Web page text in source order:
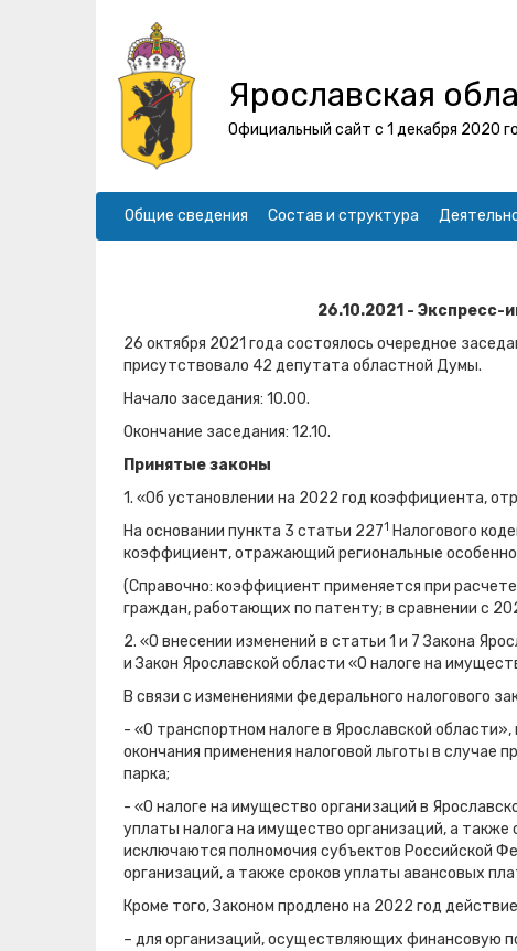
Ярославская
Официальный сайт с 1 декабря 2020
Общие сведения Состав и структура
26.10.2021 - Экспресс-
26 октября 2021 года состоялось очередное
присутствовало 42 депутата областной Думы.
Начало заседания: 10.00.
Окончание заседания: 12.10.
Принятые законы
1. «Об установлении на 2022 год коэффициента,
На основании пункта 3 статьи 2271 Налогового
коэффициент, отражающий региональные
(Справочно: коэффициент применяется при
граждан, работающих по патенту; в сравнении с
2. «О внесении изменений в статьи 1 и 7 Закона
и Закон Ярославской области «О налоге на
В связи с изменениями федерального налогового
- «О транспортном налоге в Ярославской
окончания применения налоговой льготы в случае
парка;
- «О налоге на имущество организаций в
уплаты налога на имущество организаций, а
исключаются полномочия субъектов Российской
организаций, а также сроков уплаты авансовых
Кроме того, Законом продлено на 2022 год
– для организаций, осуществляющих финансовую